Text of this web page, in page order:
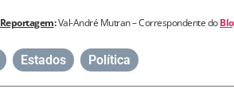
Reportagem:Val-André Mutran – Correspondente do
Estados Política